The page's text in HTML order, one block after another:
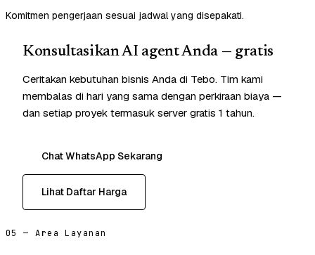
Komitmen pengerjaan sesuai jadwal yang disepakati.
Konsultasikan AI agent Anda — gratis
Ceritakan kebutuhan bisnis Anda di Tebo. Tim kami
membalas di hari yang sama dengan perkiraan biaya —
dan setiap proyek termasuk server gratis 1 tahun.
Chat WhatsApp Sekarang
Lihat Daftar Harga
05 — Area Layanan